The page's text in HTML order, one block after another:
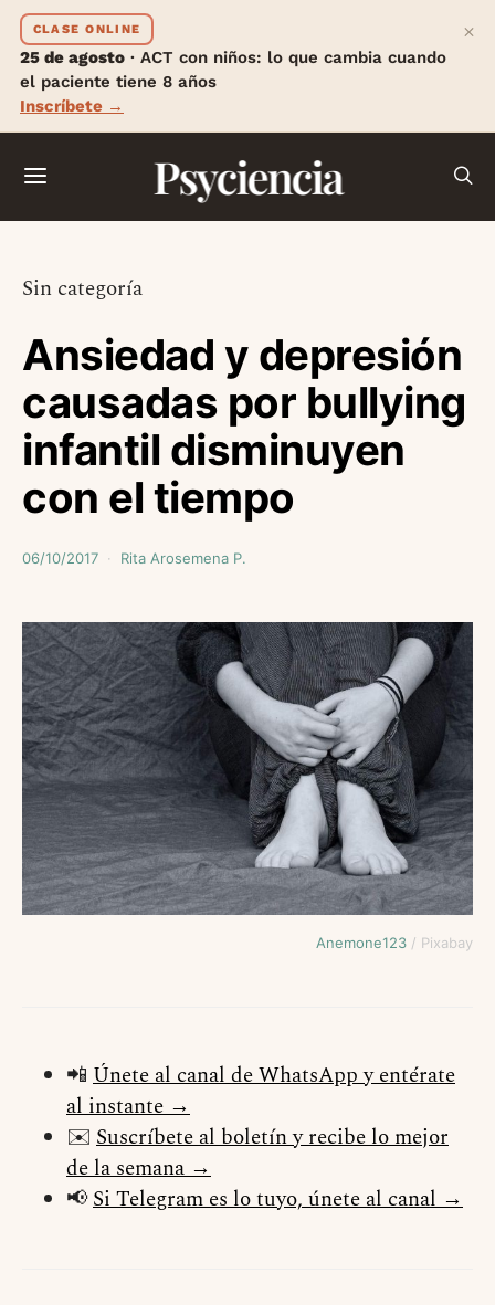
CLASE ONLINE
25 de agosto · ACT con niños: lo que cambia cuando
el paciente tiene 8 años
Inscríbete →
×
Psyciencia
Sin categoría
Ansiedad y depresión
causadas por bullying
infantil disminuyen
con el tiempo
06/10/2017 Rita Arosemena P.
Anemone123 / Pixabay
📲 Únete al canal de WhatsApp y entérate
al instante →
✉️ Suscríbete al boletín y recibe lo mejor
de la semana →
📢Si Telegram es lo tuyo, únete al canal →